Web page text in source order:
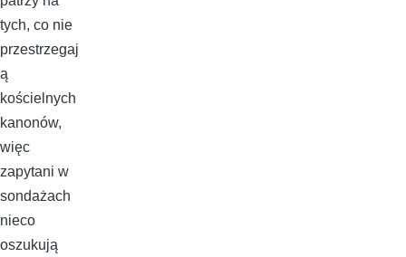
tych, co nie
przestrzegaj
ą
kościelnych
kanonów,
więc
zapytani w
sondażach
nieco
oszukują